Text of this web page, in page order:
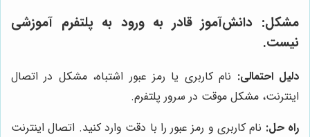
مشکل: دانش‌آموز قادر به ورود به پلتفرم آموزشی
نیست.
دلیل احتمالی: نام کاربری یا رمز عبور اشتباه، مشکل در اتصال
اینترنت، مشکل موقت در سرور پلتفرم.
راه حل: نام کاربری و رمز عبور را با دقت وارد کنید. اتصال اینترنت